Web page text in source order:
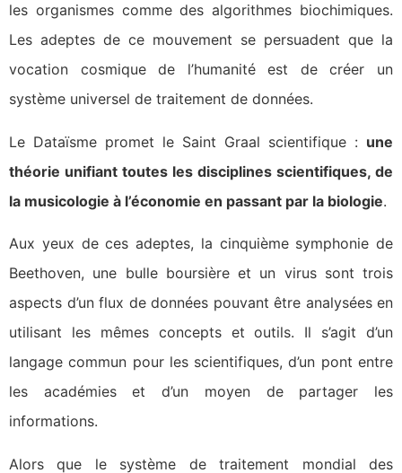
les organismes comme des algorithmes biochimiques.
Les adeptes de ce mouvement se persuadent que la
vocation cosmique de l’humanité est de créer un
système universel de traitement de données.
Le Dataïsme promet le Saint Graal scientifique : une
théorie unifiant toutes les disciplines scientifiques, de
la musicologie à l’économie en passant par la biologie.
Aux yeux de ces adeptes, la cinquième symphonie de
Beethoven, une bulle boursière et un virus sont trois
aspects d’un flux de données pouvant être analysées en
utilisant les mêmes concepts et outils. Il s’agit d’un
langage commun pour les scientifiques, d’un pont entre
les académies et d’un moyen de partager les
informations.
Alors que le système de traitement mondial des